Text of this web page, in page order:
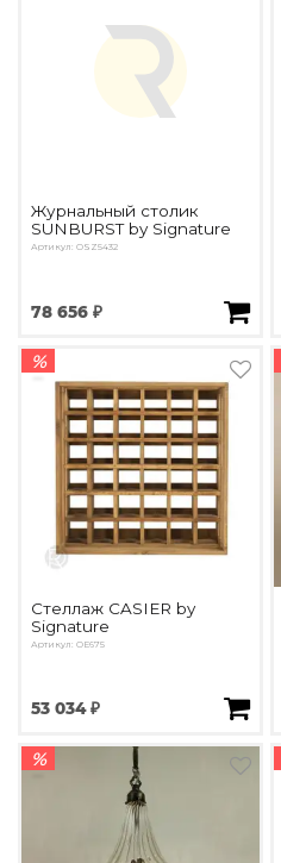
Все категории товаров
Реализованные проекты
Журнальный столик
SUNBURST by Signature
Артикул: OSZ5432
78 656 ₽
%
Стеллаж CASIER by
Signature
Артикул: OE675
53 034 ₽
%